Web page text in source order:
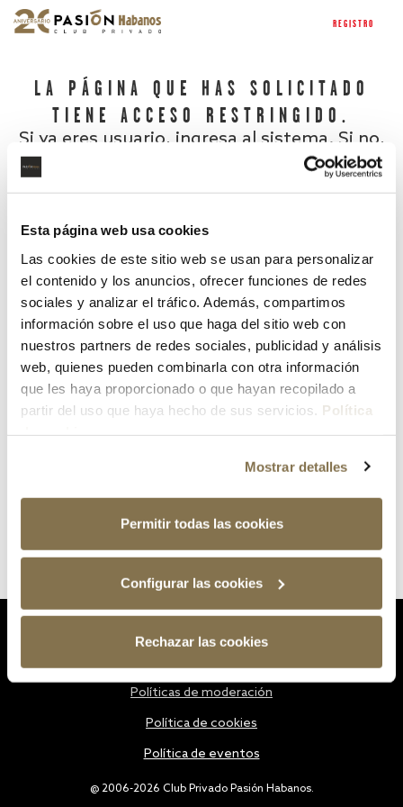
Esta página web usa cookies
Las cookies de este sitio web se usan para personalizar
el contenido y los anuncios, ofrecer funciones de redes
sociales y analizar el tráfico. Además, compartimos
información sobre el uso que haga del sitio web con
nuestros partners de redes sociales, publicidad y análisis
web, quienes pueden combinarla con otra información
que les haya proporcionado o que hayan recopilado a
partir del uso que haya hecho de sus servicios. Política
Mostrar detalles
Permitir todas las cookies
Configurar las cookies
Rechazar las cookies
REGISTRO
LA PÁGINA QUE HAS SOLICITADO
TIENE ACCESO RESTRINGIDO.
Si ya eres usuario, ingresa al sistema. Si no,
¿Has olvidado tu contraseña?
@ 2006-2026 Club Privado Pasión Habanos.
Políticas de moderación
Política de cookies
Política de eventos